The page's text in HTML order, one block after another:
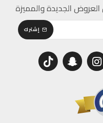
الجديدة والمميزة
إشترك